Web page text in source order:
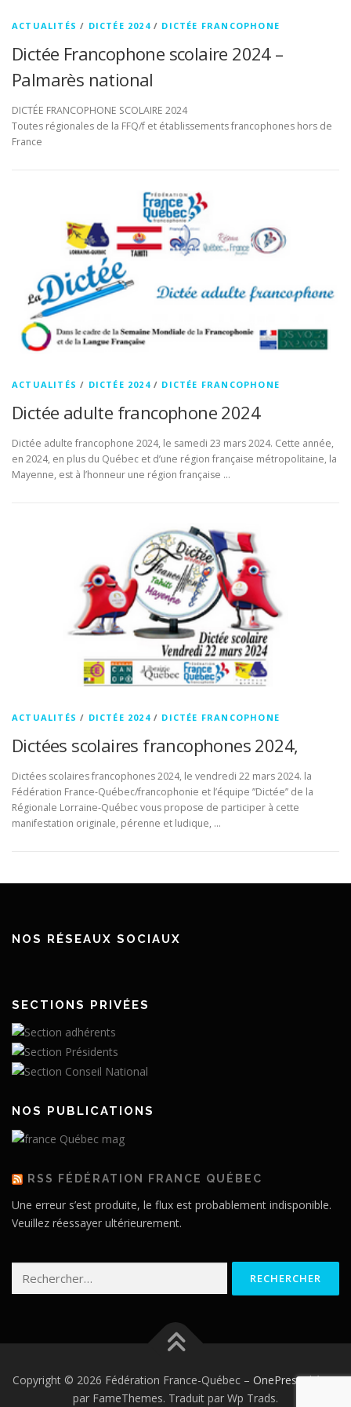
ACTUALITÉS / DICTÉE 2024/ DICTÉE FRANCOPHONE
Dictée Francophone scolaire 2024 –
Palmarès national
DICTÉE FRANCOPHONE SCOLAIRE 2024
Toutes régionales de la FFQ/f et établissements francophones hors de
France
ACTUALITÉS / DICTÉE 2024/ DICTÉE FRANCOPHONE
Dictée adulte francophone 2024
Dictée adulte francophone 2024, le samedi 23 mars 2024. Cette année,
en 2024, en plus du Québec et d’une région française métropolitaine, la
Mayenne, est à l’honneur une région française …
ACTUALITÉS / DICTÉE 2024/ DICTÉE FRANCOPHONE
Dictées scolaires francophones 2024,
Dictées scolaires francophones 2024, le vendredi 22 mars 2024. la
Fédération France-Québec/francophonie et l’équipe ’’Dictée’’ de la
Régionale Lorraine-Québec vous propose de participer à cette
manifestation originale, pérenne et ludique, …
NOS RÉSEAUX SOCIAUX
SECTIONS PRIVÉES
NOS PUBLICATIONS
RSS FÉDÉRATION FRANCE QUÉBEC
Une erreur s’est produite, le flux est probablement indisponible.
Veuillez réessayer ultérieurement.
Rechercher :
Copyright © 2026 Fédération France-Québec – OnePressthème
par FameThemes. Traduit par Wp Trads.